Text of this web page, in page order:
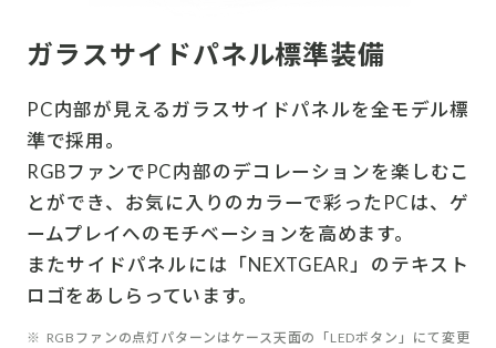
ガラスサイドパネル標準装備
PC内部が見えるガラスサイドパネルを全モデル標
準で採用。
RGBファンでPC内部のデコレーションを楽しむこ
とができ、お気に入りのカラーで彩ったPCは、ゲ
ームプレイへのモチベーションを高めます。
またサイドパネルには「NEXTGEAR」のテキスト
ロゴをあしらっています。
※ RGBファンの点灯パターンはケース天面の「LEDボタン」にて変更